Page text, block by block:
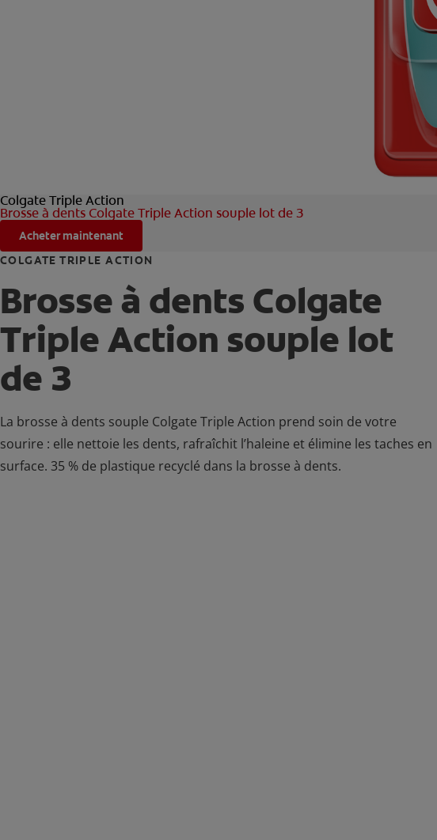
Colgate Triple Action
Brosse à dents Colgate Triple Action souple lot de 3
Acheter maintenant
COLGATE TRIPLE ACTION
Brosse à dents Colgate
Triple Action souple lot
de 3
La brosse à dents souple Colgate Triple Action prend soin de votre
sourire : elle nettoie les dents, rafraîchit l’haleine et élimine les taches en
surface. 35 % de plastique recyclé dans la brosse à dents.